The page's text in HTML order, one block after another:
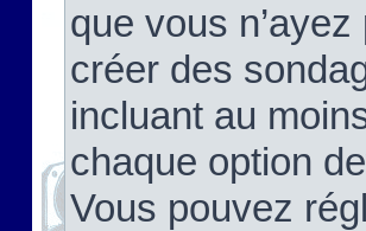
que vous
créer des
incluant au
chaque option
Vous pouvez